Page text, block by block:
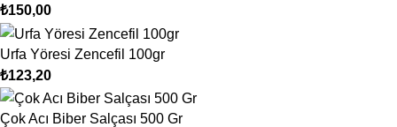
₺150,00
Urfa Yöresi Zencefil 100gr
₺123,20
Çok Acı Biber Salçası 500 Gr